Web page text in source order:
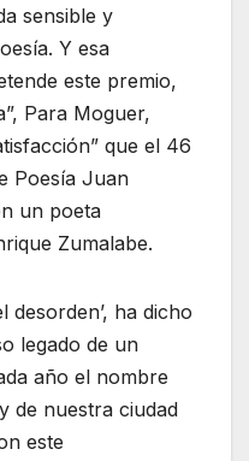
sensible y
Y esa
este premio,
Para Moguer,
que el 46
Poesía Juan
un poeta
Zumalabe.
desorden’, ha dicho
legado de un
año el nombre
de nuestra ciudad
este